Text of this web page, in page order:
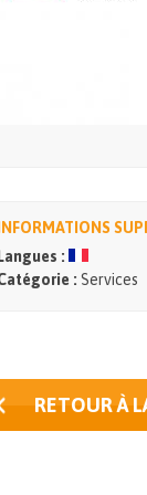
Langues :
: Services
RETOUR À